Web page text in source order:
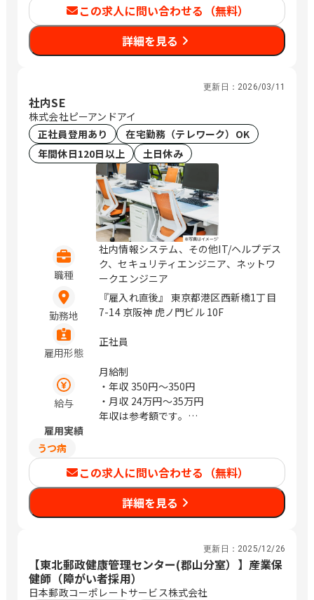
町、沼津、大岡、名古屋、近鉄名古屋、
東岡崎、岡崎、津、江戸橋、四日市、近
鉄四日市、三宮・花時計前、神戸三宮、
近鉄奈良、奈良、和歌山市、紀和、鳥
関、門司港、徳島、阿波富田、大橋通、
分、古国府
この求人に問い合わせる（無料）
詳細を見る
更新日： 2026/03/11
社内SE
株式会社ピーアンドアイ
正社員登用あり
在宅勤務（テレワーク）OK
年間休日120日以上
土日休み
職種
社内情報システム、その他IT/ヘルプデス
ク、セキュリティエンジニア、ネットワ
ークエンジニア
勤務地
『雇入れ直後』 東京都港区西新橋1丁目
7-14 京阪神 虎ノ門ビル 10F
雇用形態
正社員
給与
月給制
・年収 350円〜350円
・月収 24万円〜35万円
年収は参考額です。
雇用実績
うつ病
この求人に問い合わせる（無料）
詳細を見る
更新日： 2025/12/26
【東北郵政健康管理センター(郡山分室）】産業保
健師（障がい者採用）
日本郵政コーポレートサービス株式会社